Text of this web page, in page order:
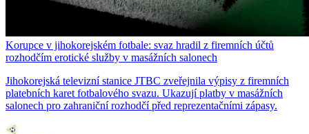
Korupce v jihokorejském fotbale: svaz hradil z firemních účtů
rozhodčím erotické služby v masážních salonech
Jihokorejská televizní stanice JTBC zveřejnila výpisy z firemních
platebních karet fotbalového svazu. Ukazují platby v masážních
salonech pro zahraniční rozhodčí před reprezentačními zápasy.